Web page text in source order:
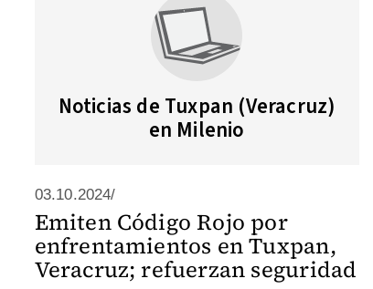
Noticias de Tuxpan (Veracruz)
en Milenio
03.10.2024/
Emiten Código Rojo por
enfrentamientos en Tuxpan,
Veracruz; refuerzan seguridad